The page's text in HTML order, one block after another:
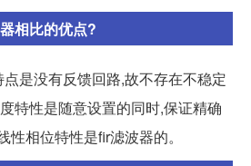
相比的优点?
是没有反馈回路,故不存在不稳定
特性是随意设置的同时,保证精确
相位特性是fir滤波器的。